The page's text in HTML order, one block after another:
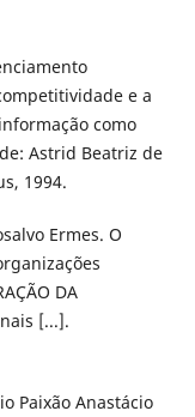
e a
como
Astrid Beatriz de
1994.
Ermes. O
DA
[...].
Paixão Anastácio